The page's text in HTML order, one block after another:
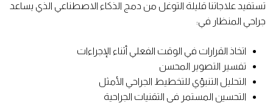
تستفيد علاجاتنا قليلة التوغل من دمج الذكاء الاصطناعي الذي يساعد
جراحي المنظار في:
اتخاذ القرارات في الوقت الفعلي أثناء الإجراءات
تفسير التصوير المحسن
التحليل التنبؤي للتخطيط الجراحي الأمثل
التحسين المستمر في التقنيات الجراحية